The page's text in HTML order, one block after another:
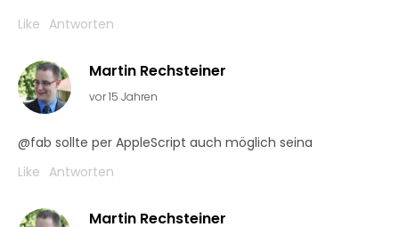
Like Antworten
Martin Rechsteiner
vor 15 Jahren
@fab sollte per AppleScript auch möglich seina
Like Antworten
Martin Rechsteiner